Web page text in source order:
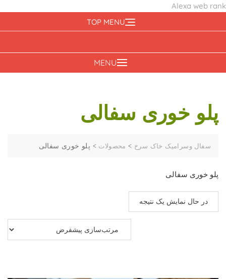
Alexa web rank
to
TOP MENU
MENU
پلو خوری سفالی
سفال وسرامیک خاک سرخ > محصولات > پلو خوری سفالی
پلو خوری سفالی
در حال نمایش یک نتیجه